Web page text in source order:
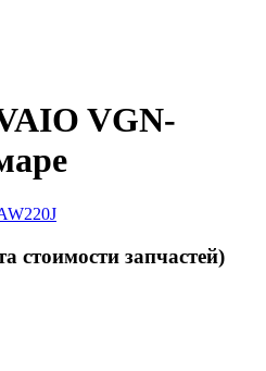
VGN-
стоимости запчастей)